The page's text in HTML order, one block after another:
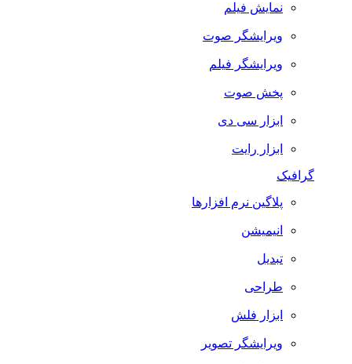
نمایش فیلم
ویرایشگر صوت
ویرایشگر فیلم
پخش صوت
ابزار سی دی
ابزار رایت
گرافیک
پلاگین نرم افزارها
انیمیشن
تبدیل
طراحی
ابزار فلش
ویرایشگر تصویر